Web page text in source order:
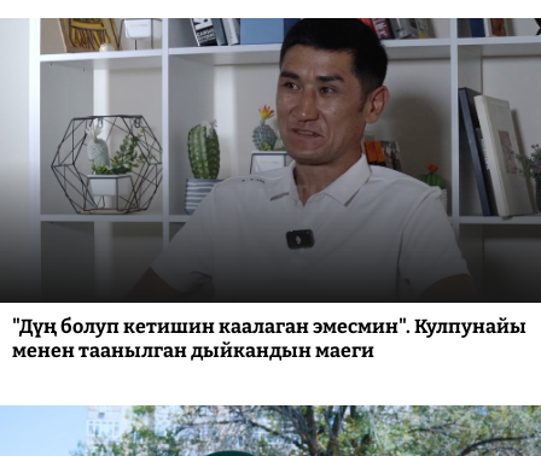
"Дүң болуп кетишин каалаган эмесмин". Кулпунайы
менен таанылган дыйкандын маеги